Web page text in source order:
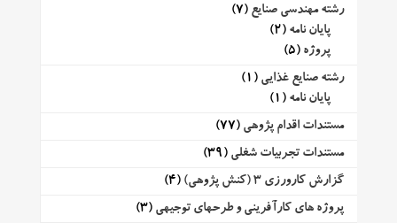
رشته مهندسی صنایع (7)
پایان نامه (2)
پروژه (5)
رشته صنایع غذایی (1)
پایان نامه (1)
مستندات اقدام پژوهی (77)
مستندات تجربیات شغلی (39)
گزارش کارورزی 3 (کنش پژوهی)
(4)
پروژه های کارآفرینی و طرحهای توجیهی (3)